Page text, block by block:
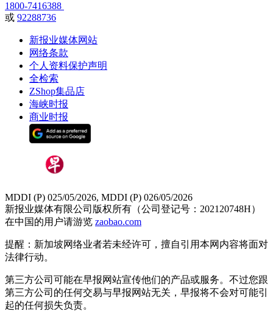
1800-7416388
或 92288736
新报业媒体网站
网络条款
个人资料保护声明
全检索
ZShop集品店
海峡时报
商业时报
MDDI (P) 025/05/2026, MDDI (P) 026/05/2026
新报业媒体有限公司版权所有（公司登记号：202120748H）
在中国的用户请游览 zaobao.com
提醒：新加坡网络业者若未经许可，擅自引用本网内容将面对
法律行动。
第三方公司可能在早报网站宣传他们的产品或服务。不过您跟
第三方公司的任何交易与早报网站无关，早报将不会对可能引
起的任何损失负责。